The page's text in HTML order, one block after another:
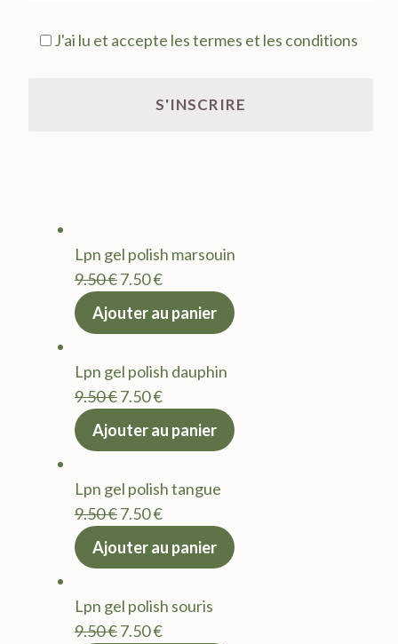
J'ai lu et accepte les termes et les conditions
Lpn gel polish marsouin
9.50€Le
prix
9.50 €.
7.50€Le
actuel
7.50 €.
Ajouter au panier
Lpn gel polish dauphin
9.50€Le
prix
9.50 €.
7.50€Le
actuel
7.50 €.
Ajouter au panier
Lpn gel polish tangue
9.50€Le
prix
9.50 €.
7.50€Le
actuel
7.50 €.
Ajouter au panier
Lpn gel polish souris
9.50€Le
7.50€Le